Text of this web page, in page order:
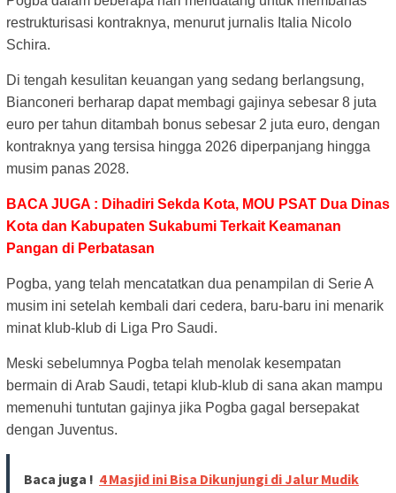
restrukturisasi kontraknya, menurut jurnalis Italia Nicolo
Schira.
Di tengah kesulitan keuangan yang sedang berlangsung,
Bianconeri berharap dapat membagi gajinya sebesar 8 juta
euro per tahun ditambah bonus sebesar 2 juta euro, dengan
kontraknya yang tersisa hingga 2026 diperpanjang hingga
musim panas 2028.
BACA JUGA : Dihadiri Sekda Kota, MOU PSAT Dua Dinas
Kota dan Kabupaten Sukabumi Terkait Keamanan
Pangan di Perbatasan
Pogba, yang telah mencatatkan dua penampilan di Serie A
musim ini setelah kembali dari cedera, baru-baru ini menarik
minat klub-klub di Liga Pro Saudi.
Meski sebelumnya Pogba telah menolak kesempatan
bermain di Arab Saudi, tetapi klub-klub di sana akan mampu
memenuhi tuntutan gajinya jika Pogba gagal bersepakat
dengan Juventus.
Baca juga ! 4 Masjid ini Bisa Dikunjungi di Jalur Mudik